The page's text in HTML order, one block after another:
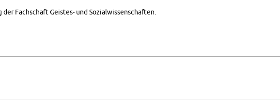
Fach­schaft Geis­tes- und So­zi­al­wis­sen­schaf­ten.